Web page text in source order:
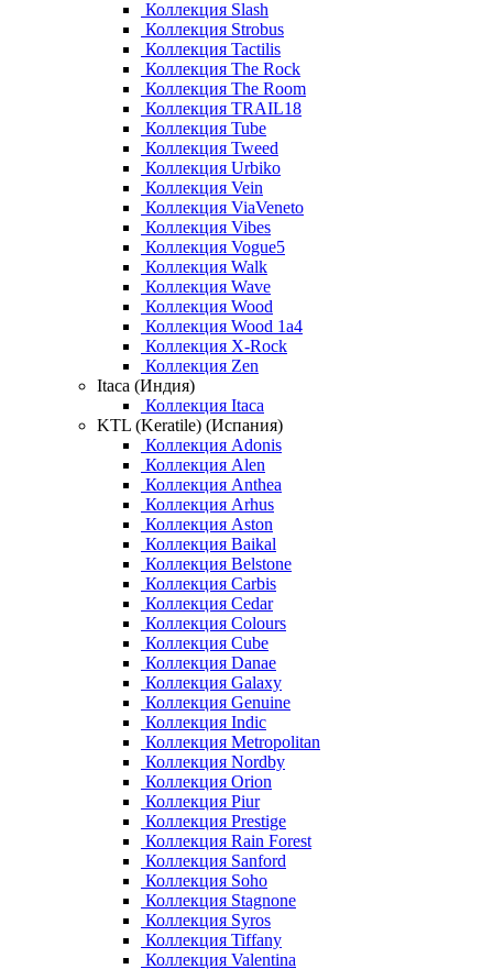
Коллекция Slash
Коллекция Strobus
Коллекция Tactilis
Коллекция The Rock
Коллекция The Room
Коллекция TRAIL18
Коллекция Tube
Коллекция Tweed
Коллекция Urbiko
Коллекция Vein
Коллекция ViaVeneto
Коллекция Vibes
Коллекция Vogue5
Коллекция Walk
Коллекция Wave
Коллекция Wood
Коллекция Wood 1a4
Коллекция X-Rock
Коллекция Zen
Itaca (Индия)
Коллекция Itaca
KTL (Keratile) (Испания)
Коллекция Adonis
Коллекция Alen
Коллекция Anthea
Коллекция Arhus
Коллекция Aston
Коллекция Baikal
Коллекция Belstone
Коллекция Carbis
Коллекция Cedar
Коллекция Colours
Коллекция Cube
Коллекция Danae
Коллекция Galaxy
Коллекция Genuine
Коллекция Indic
Коллекция Metropolitan
Коллекция Nordby
Коллекция Orion
Коллекция Piur
Коллекция Prestige
Коллекция Rain Forest
Коллекция Sanford
Коллекция Soho
Коллекция Stagnone
Коллекция Syros
Коллекция Tiffany
Коллекция Valentina